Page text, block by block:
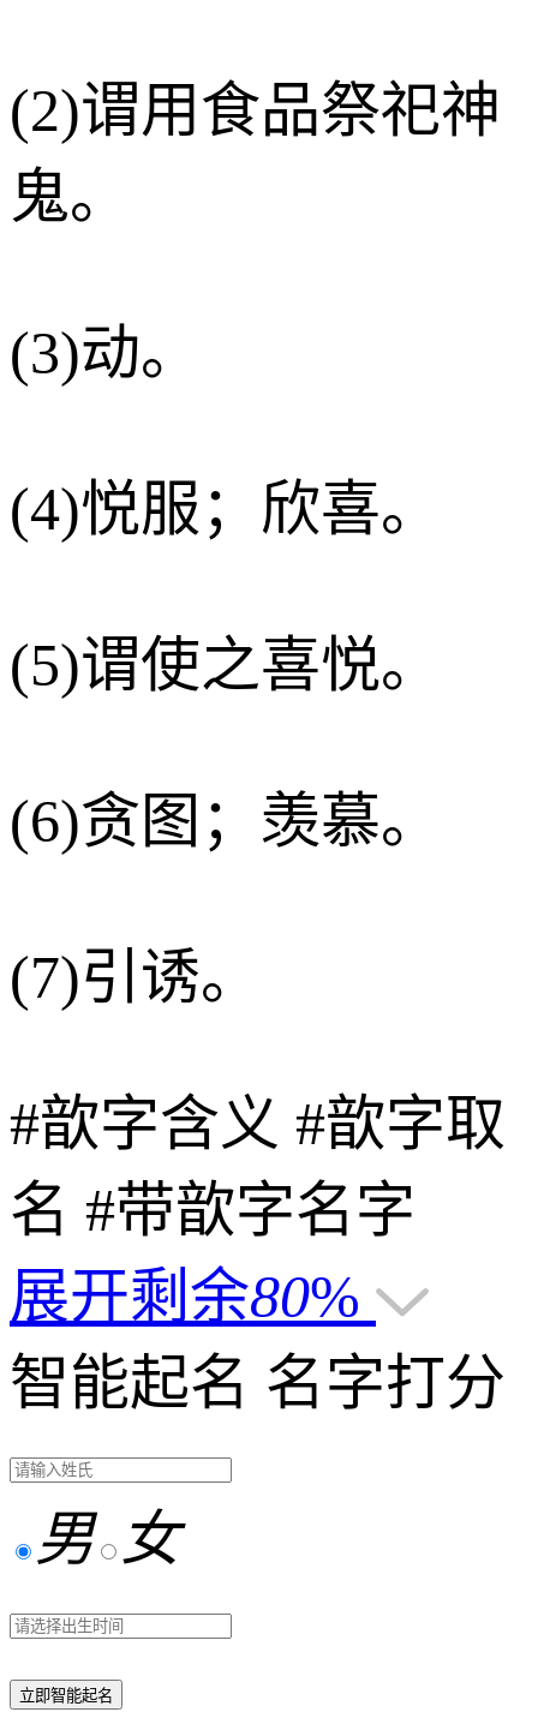
(2)谓用食品祭祀神
鬼。
(3)动。
(4)悦服；欣喜。
(5)谓使之喜悦。
(6)贪图；羡慕。
(7)引诱。
#歆字含义 #歆字取
名 #带歆字名字
展开剩余80%
智能起名 名字打分
男 女
立即智能起名